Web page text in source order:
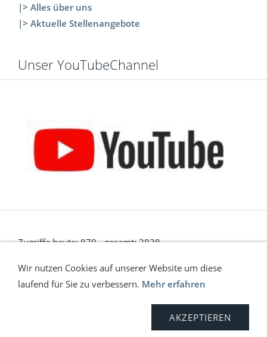
|> Alles über uns
|> Aktuelle Stellenangebote
Unser YouTubeChannel
Zugriffe heute: 870 - gesamt: 2838.
Sitemap Datenschutz
© C. Wölfinger & Co. | ONLINE SHOP | 2026
Wir nutzen Cookies auf unserer Website um diese
laufend für Sie zu verbessern. Mehr erfahren
AKZEPTIEREN